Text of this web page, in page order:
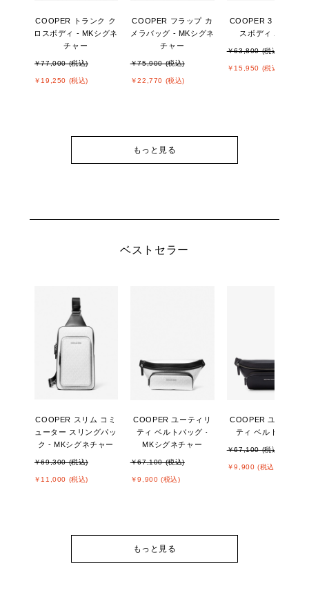
COOPER トランク ク
ロスボディ - MKシグネ
チャー
￥77,000 (税込)
￥19,250 (税込)
COOPER フラップ カ
メラバッグ - MKシグネ
チャー
￥75,900 (税込)
￥22,770 (税込)
COOPER 3 IN 1 クロ
スボディ ポーチ
￥63,800 (税込)
￥15,950 (税込)
もっと見る
ベストセラー
COOPER スリム コミ
ューター スリングパッ
ク - MKシグネチャー
￥69,300 (税込)
￥11,000 (税込)
COOPER ユーティリ
ティ ベルトバッグ -
MKシグネチャー
￥67,100 (税込)
￥9,900 (税込)
COOPER ユーティリ
ティ ベルトバッグ
￥67,100 (税込)
￥9,900 (税込)
もっと見る